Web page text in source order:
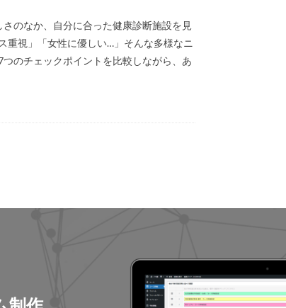
のなか、自分に合った健康診断施設を見
重視」「女性に優しい…」そんな多様なニ
のチェックポイントを比較しながら、あ